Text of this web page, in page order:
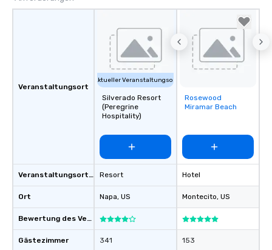
Veranstaltungsort
Veranstaltungsortstyp
Ort
Bewertung des Veranstaltungsortes
Gästezimmer
Aktueller Veranstaltungsort
Silverado Resort
(Peregrine
Hospitality)
Resort
Napa, US
341
Removed from
favorites
Rosewood
Miramar Beach
Hotel
Montecito, US
153